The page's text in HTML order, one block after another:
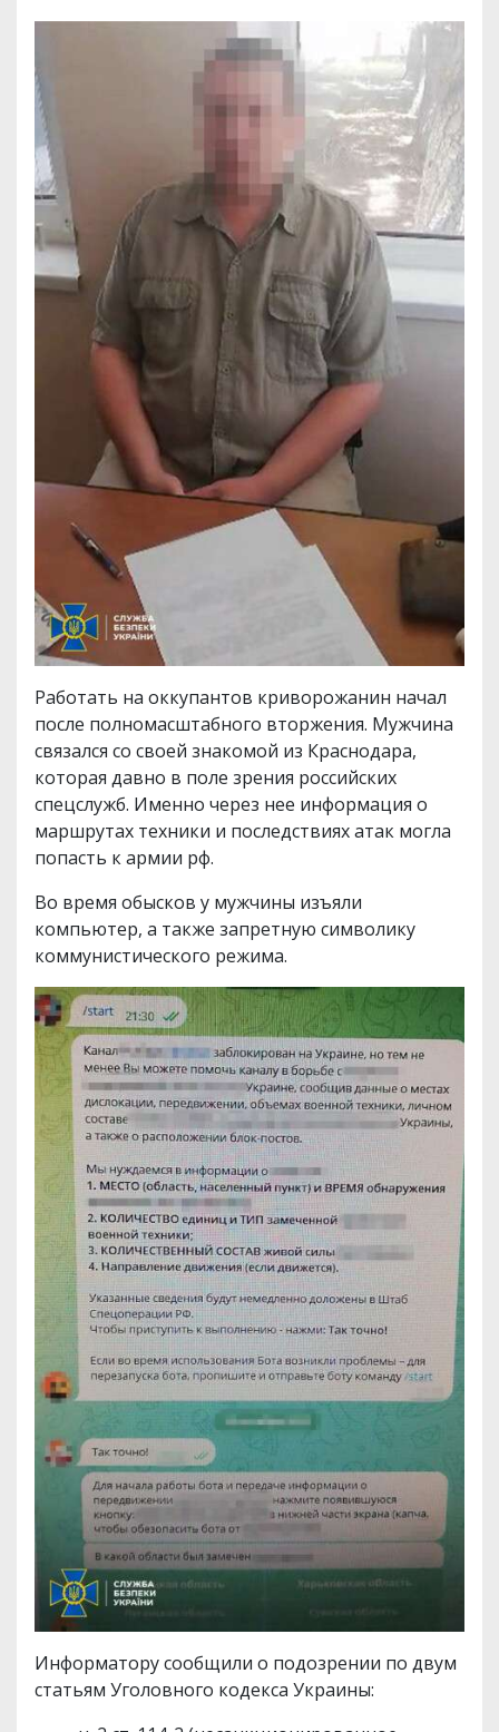
Работать на оккупантов криворожанин начал
после полномасштабного вторжения. Мужчина
связался со своей знакомой из Краснодара,
которая давно в поле зрения российских
спецслужб. Именно через нее информация о
маршрутах техники и последствиях атак могла
попасть к армии рф.
Во время обысков у мужчины изъяли
компьютер, а также запретную символику
коммунистического режима.
Информатору сообщили о подозрении по двум
статьям Уголовного кодекса Украины: